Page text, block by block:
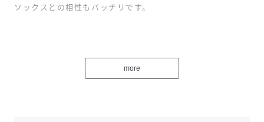
ソックスとの相性もバッチリです。
※素材の特性上、ヒール・アッパー部分等に多少シワが入っ
ている場合がございます。生地の特性上避けられませんので
more